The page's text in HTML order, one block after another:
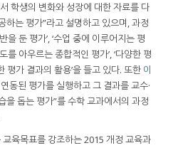
학생의 변화와 성장에 대한 자료를 다
하는 평가”라고 설명하고 있으며, 과정
을 둔 평가’, ‘수업 중에 이루어지는 평
를 아우르는 종합적인 평가’, ‘다양한 평
평가 결과의 활용’을 들고 있다. 또한 이
동된 평가를 실행하고 그 결과를 교수·
돕는 평가”를 수학 교과에서의 과정
육목표를 강조하는 2015 개정 교육과